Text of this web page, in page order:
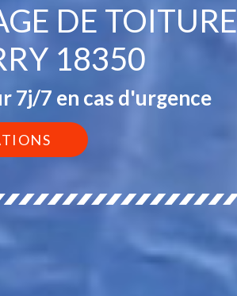
DE TOITURE
18350
7j/7 en cas d'urgence